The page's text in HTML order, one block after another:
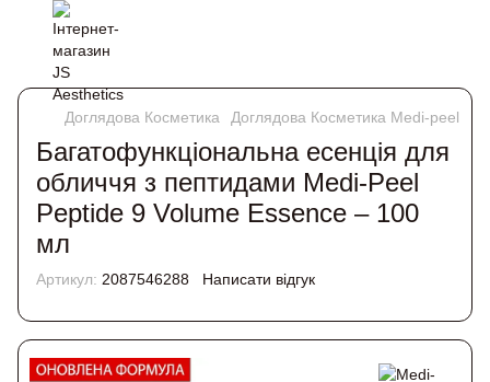
Доглядова Косметика Доглядова Косметика Medi-peel
Багатофункціональна есенція для
обличчя з пептидами Medi-Peel
Peptide 9 Volume Essence – 100
мл
Артикул: 2087546288 Написати відгук